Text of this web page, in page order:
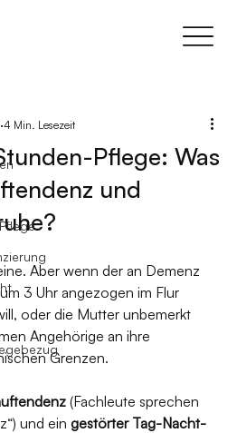
Pflege: Was
und
4 Min. Lesezeit
Aber wenn der an Demenz
3 Uhr angezogen im Flur
oder die Mutter unbemerkt
Angehörige an ihre
Grenzen.
(Fachleute sprechen
und ein gestörter Tag-Nacht-